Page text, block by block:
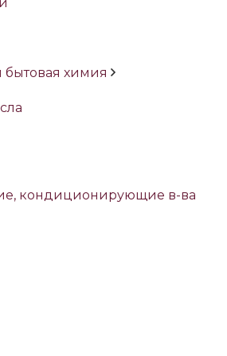
бытовая химия
кондиционирующие в-ва